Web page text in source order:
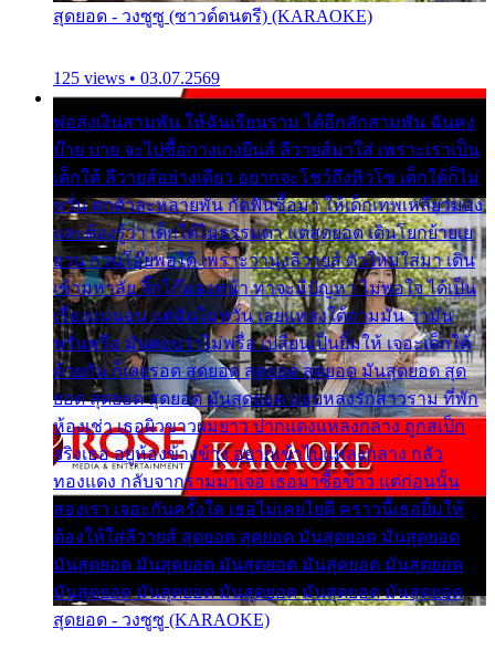
สุดยอด - วงซูซู (ซาวด์ดนตรี) (KARAOKE)
125 views • 03.07.2569
พ่อส่งเงินสามพัน ให้ฉันเรียนราม ได้อีกสักสามพัน ฉันคง
บ๊าย บาย จะไปซื้อกางเกงยีนส์ ลีวายส์มาใส่ เพราะเราเป็น
เด็กใต้ ลีวายส์อย่างเดียว อยากจะโชว์ถึงหิวโซ เด็กใต้ก็ไม่
หวั่น ตกตัวละหลายพัน กัดฟันซื้อมา ให้เด็กเทพเหลียวมอง
และต้องรู้ว่า เด็กใต้ไม่ธรรมดา แต่สุดยอด เดินโยกย้ายเย
ยวน กวนโอ๊ยพอได้ เพราะว่านุ่งลีวายส์ ตัวใหม่ใส่มา เดิน
เข้ามหาลัย จิ๊กโก๊มองหน้า ท่าจะมีปัญหา ไม่พอใจ ได้เป็น
เรื่องแน่นอน แต่ฉันไม่หวั่น เลยแหลงใต้ถามมัน ว่ามัน
พรั่นพรือ มันตอบว่าไม่พรื่อ เปลี่ยนเป็นยิ้มให้ เจอะเด็กใต้
ด้วยกัน ก็เลยรอด สุดยอด สุดยอด สุดยอด มันสุดยอด สุด
ยอด สุดยอด สุดยอด มันสุดยอด แอบหลงรักสาวราม ที่พัก
ห้องเช่า เธอผิวขาวผมยาว ปากแดงแหลงกลาง ถูกสเป็ก
จริงเธอ อยู่ห้องข้างข้าง อยากเข้าไปแหลงกลาง กลัว
ทองแดง กลับจากรามมาเจอ เธอมาซื้อข้าว แต่ก่อนนั้น
สองเรา เจอะกันครั้งใด เธอไม่เคยไยดี คราวนี้เธอยิ้มให้
ต้องให้ใส่ลีวายส์ สุดยอด สุดยอด มันสุดยอด มันสุดยอด
มันสุดยอด มันสุดยอด มันสุดยอด มันสุดยอด มันสุดยอด
มันสุดยอด มันสุดยอด มันสุดยอด มันสุดยอด มันสุดยอด
สุดยอด - วงซูซู (KARAOKE)